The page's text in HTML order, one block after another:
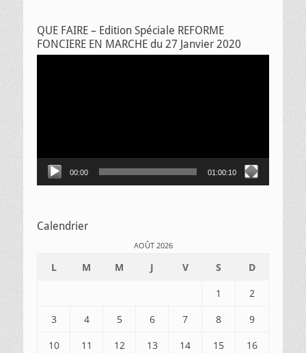
QUE FAIRE – Edition Spéciale REFORME
FONCIERE EN MARCHE du 27 Janvier 2020
00:00 01:00:10
Calendrier
AOÛT 2026
L M M J V S
D
1
2
3
4 5 6 7 8
9
10
11 12 13 14 15
16